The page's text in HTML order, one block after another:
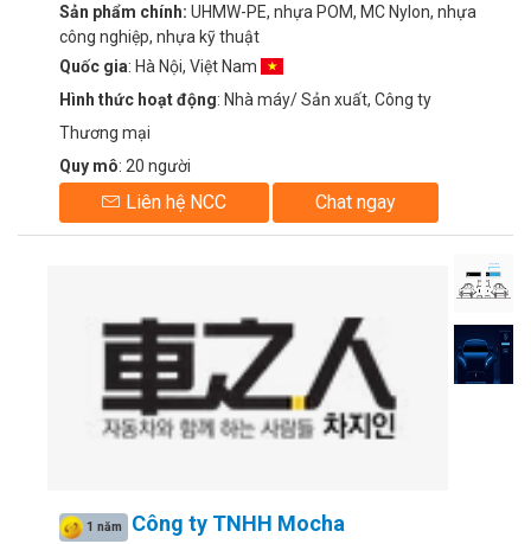
Sản phẩm chính: UHMW-PE, nhựa POM, MC Nylon, nhựa
công nghiệp, nhựa kỹ thuật
Quốc gia: Hà Nội, Việt Nam
Hình thức hoạt động: Nhà máy/ Sản xuất, Công ty
Thương mại
Quy mô: 20 người
Liên hệ NCC Chat ngay
1 năm Công ty TNHH Mocha